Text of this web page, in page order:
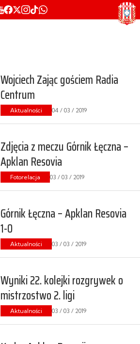
Wojciech Zając gościem Radia
Centrum
Aktualności 04 / 03 / 2019
Zdjęcia z meczu Górnik Łęczna –
Apklan Resovia
Fotorelacja 03 / 03 / 2019
Górnik Łęczna – Apklan Resovia
1-0
Aktualności 03 / 03 / 2019
Wyniki 22. kolejki rozgrywek o
mistrzostwo 2. ligi
Aktualności 03 / 03 / 2019